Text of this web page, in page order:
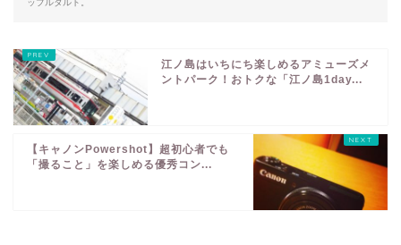
ップルタルト。
江ノ島はいちにち楽しめるアミューズメ
ントパーク！おトクな「江ノ島1day...
【キャノンPowershot】超初心者でも
「撮ること」を楽しめる優秀コン...